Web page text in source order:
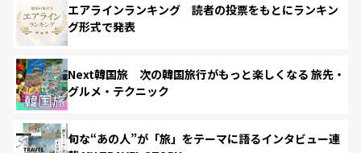
エアラインランキング 読者の投票をもとにランキン
グ形式で発表
Next韓国旅 次の韓国旅行がもっと楽しくなる 旅先・
グルメ・テクニック
旬な“あの人”が「旅」をテーマに語るインタビュー連